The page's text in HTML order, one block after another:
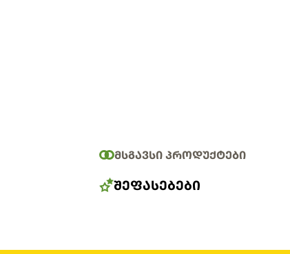
ᲛᲡᲒᲐᲕᲡᲘ ᲞᲠᲝᲓᲣᲥᲢᲔᲑᲘ
ᲨᲔᲤᲐᲡᲔᲑᲔᲑᲘ